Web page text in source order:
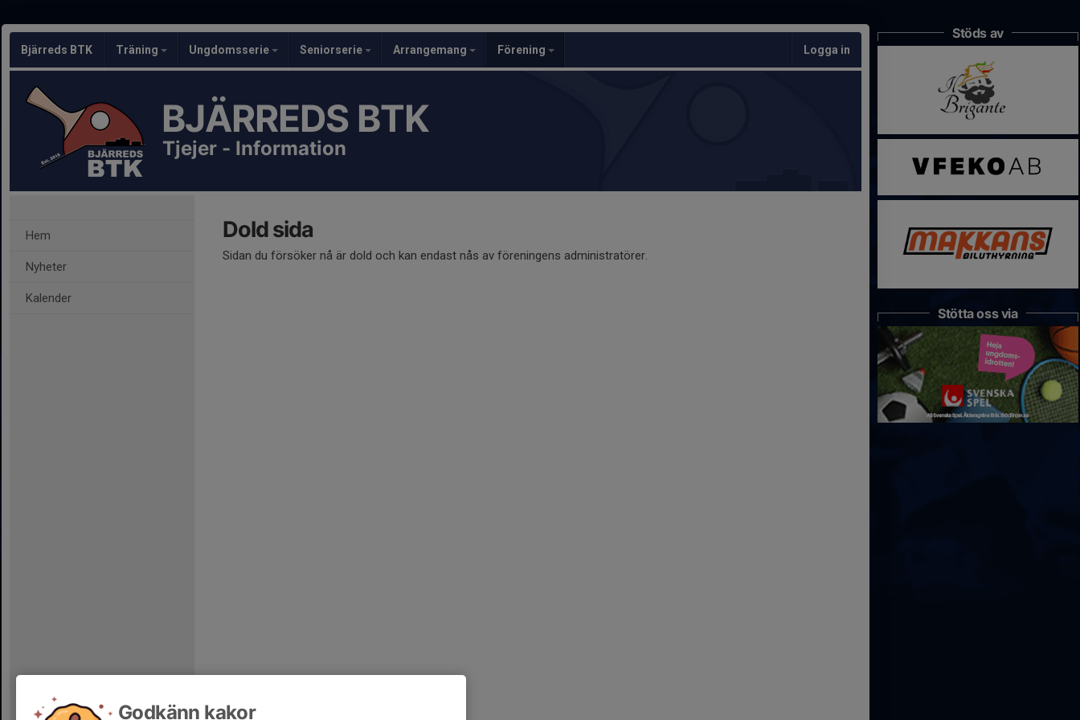
Bjärreds BTK Träning Ungdomsserie Seniorserie Arrangemang Förening Logga in
BJÄRREDS BTK
Tjejer - Information
Hem
Nyheter
Kalender
Dold sida
Sidan du försöker nå är dold och kan endast nås av föreningens administratörer.
Stöds av
Stötta oss via
Godkänn kakor